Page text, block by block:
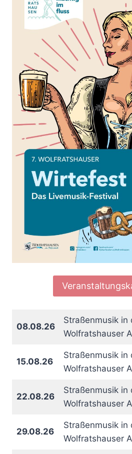
08.08.26
Straßenmusik in
Wolfratshauser
15.08.26
Straßenmusik in
Wolfratshauser
22.08.26
Straßenmusik in
Wolfratshauser
29.08.26
Straßenmusik in
Wolfratshauser